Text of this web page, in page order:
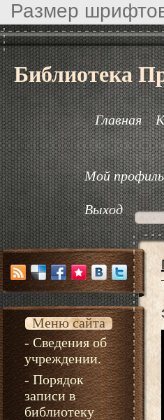
Размер
Библиотека
Главная
Мой профиль
Выход
Меню сайта
- Сведения об
учреждении.
- Порядок
записи в
библиотеку